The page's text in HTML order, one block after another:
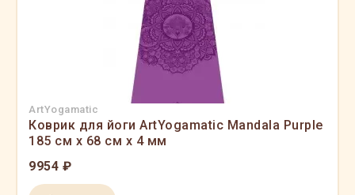
ArtYogamatic
Коврик для йоги ArtYogamatic Mandala Purple
185 см x 68 см x 4 мм
9954 ₽